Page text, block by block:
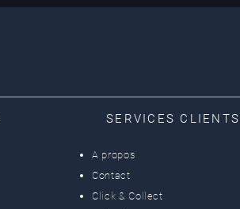
SERVICES CLIENTS
A propos
Contact
Click & Collect